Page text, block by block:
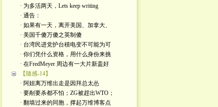
· 为多活两天，Lets keep writing
· 通告：
· 如果有一天，离开美国、加拿大、
· 美国千傻万傻之英制傻
· 台湾民进党护台積电变不可能为可
· 你们凭什么资格，用什么身份来挑
· 在FredMeyer 周边有一大片新盖好
【隨感-14】
· 阿妞离万维出走是因拜总太怂
· 要剮要杀都不怕；ZG被趕出WTO；
· 翻墙过来的同胞，撑起万维博客点